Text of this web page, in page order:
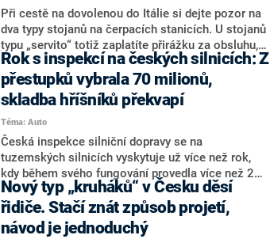
Při cestě na dovolenou do Itálie si dejte pozor na
dva typy stojanů na čerpacích stanicích. U stojanů
typu „servito“ totiž zaplatíte přirážku za obsluhu, a
to i v případě, kdy odmítnete její služby a
natankujete si sami. Výběru stojanu, kde budete
tankovat, tedy vždy věnujte zvýšenou pozornost.
Rok s inspekcí na českých silnicích: Z
přestupků vybrala 70 milionů,
skladba hříšníků překvapí
Téma: Auto
Česká inspekce silniční dopravy se na
tuzemských silnicích vyskytuje už více než rok,
kdy během svého fungování provedla více než 24
tisíc kontrol. Zaměřuje se na české i zahraniční
dopravce, respektive jejich řidiče.
Nový typ „kruháků“ v Česku děsí
řidiče. Stačí znát způsob projetí,
návod je jednoduchý